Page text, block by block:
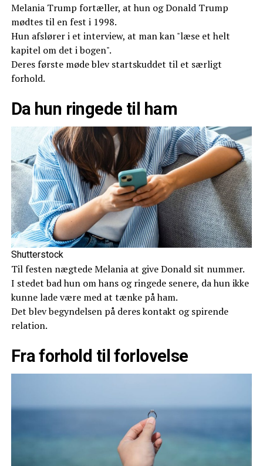
Melania Trump fortæller, at hun og Donald Trump
mødtes til en fest i 1998.
Hun afslører i et interview, at man kan "læse et helt
kapitel om det i bogen".
Deres første møde blev startskuddet til et særligt
forhold.
Da hun ringede til ham
Shutterstock
Til festen nægtede Melania at give Donald sit nummer.
I stedet bad hun om hans og ringede senere, da hun ikke
kunne lade være med at tænke på ham.
Det blev begyndelsen på deres kontakt og spirende
relation.
Fra forhold til forlovelse